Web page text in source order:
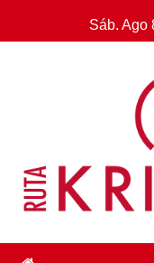
al
Sáb. Ago